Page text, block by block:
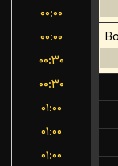
۰۰:۰۰
۰۰:۰۰
۰۰:۳۰
۰۰:۳۰
۰۱:۰۰
۰۱:۰۰
۰۱:۰۰